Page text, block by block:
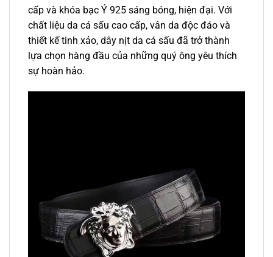
cấp và khóa bạc Ý 925 sáng bóng, hiện đại. Với
chất liệu da cá sấu cao cấp, vân da độc đáo và
thiết kế tinh xảo, dây nịt da cá sấu đã trở thành
lựa chọn hàng đầu của những quý ông yêu thích
sự hoàn hảo.